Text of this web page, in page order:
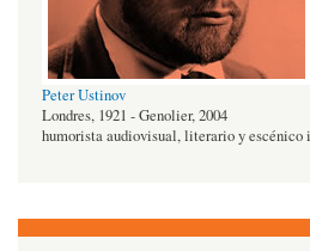
Peter Ustinov
Londres, 1921 - Genolier, 2004
humorista audiovisual, literario y escénico